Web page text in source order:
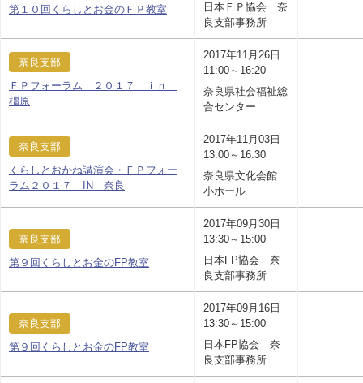
第１０回くらしとお金のＦＰ教室
日本ＦＰ協会 奈
良支部事務所
奈良支部
ＦＰフォーラム ２０１７ ｉｎ
橿原
2017年11月26日
11:00～16:20
奈良県社会福祉総
合センター
奈良支部
くらしとおかね講演会・ＦＰフォー
ラム２０１７ IN 奈良
2017年11月03日
13:00～16:30
奈良県文化会館
小ホール
奈良支部
第９回くらしとお金のFP教室
2017年09月30日
13:30～15:00
日本FP協会 奈
良支部事務所
奈良支部
第９回くらしとお金のFP教室
2017年09月16日
13:30～15:00
日本FP協会 奈
良支部事務所